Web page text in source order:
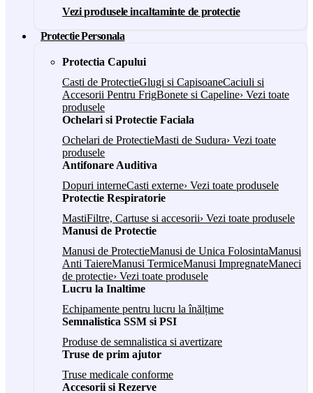
Vezi produsele incaltaminte de protectie
Protectie Personala
Protectia Capului
Casti de ProtectieGlugi si CapisoaneCaciuli si
Accesorii Pentru FrigBonete si Capeline› Vezi toate
produsele
Ochelari si Protectie Faciala
Ochelari de ProtectieMasti de Sudura› Vezi toate
produsele
Antifonare Auditiva
Dopuri interneCasti externe› Vezi toate produsele
Protectie Respiratorie
MastiFiltre, Cartuse si accesorii› Vezi toate produsele
Manusi de Protectie
Manusi de ProtectieManusi de Unica FolosintaManusi
Anti TaiereManusi TermiceManusi ImpregnateManeci
de protectie› Vezi toate produsele
Lucru la Inaltime
Echipamente pentru lucru la înălțime
Semnalistica SSM si PSI
Produse de semnalistica si avertizare
Truse de prim ajutor
Truse medicale conforme
Accesorii si Rezerve